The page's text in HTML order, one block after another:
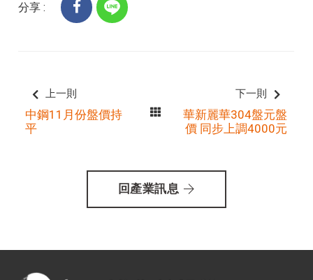
分享 :
上一則
中鋼11月份盤價持
平
下一則
華新麗華304盤元盤
價 同步上調4000元
回產業訊息